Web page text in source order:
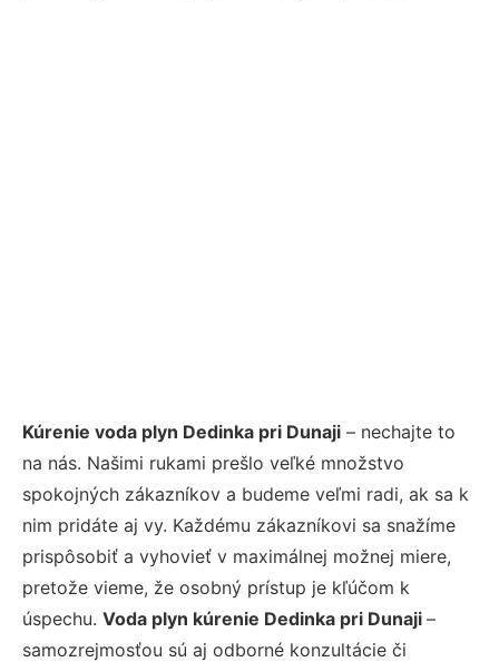
Kúrenie voda plyn Dedinka pri Dunaji – nechajte to
na nás. Našimi rukami prešlo veľké množstvo
spokojných zákazníkov a budeme veľmi radi, ak sa k
nim pridáte aj vy. Každému zákazníkovi sa snažíme
prispôsobiť a vyhovieť v maximálnej možnej miere,
pretože vieme, že osobný prístup je kľúčom k
úspechu. Voda plyn kúrenie Dedinka pri Dunaji –
samozrejmosťou sú aj odborné konzultácie či